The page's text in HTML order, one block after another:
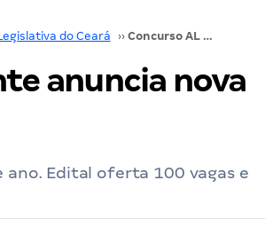
do Ceará ›› Concurso AL CE: presidente anuncia nova data das provas!
anuncia nova
ano. Edital oferta 100 vagas e